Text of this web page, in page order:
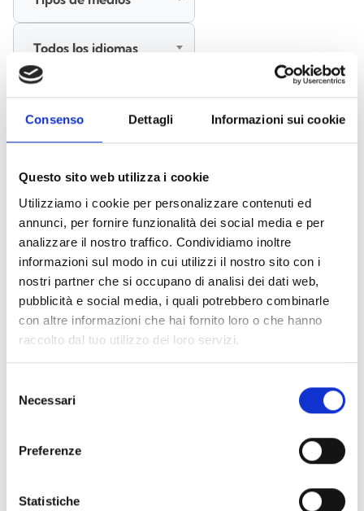
Consenso Dettagli Informazioni sui cookie
Questo sito web utilizza i cookie
Utilizziamo i cookie per personalizzare contenuti ed
annunci, per fornire funzionalità dei social media e per
analizzare il nostro traffico. Condividiamo inoltre
informazioni sul modo in cui utilizzi il nostro sito con i
nostri partner che si occupano di analisi dei dati web,
pubblicità e social media, i quali potrebbero combinarle
con altre informazioni che hai fornito loro o che hanno
raccolto dal tuo utilizzo dei loro servizi.
delNecessari
Preferenze
Statistiche
Accesorios bases EB00 - Materiales(47)
Accesorios para la prueba de detectores - Materiales
Accesorios para detectores Enea - Materiales (35)
Accesorios Senseware
Accesorios de la serie Industrial (17)
Seleccionar todo
Inicia sesión antes de descargar los contenidos con el
iconolock
Todos los idiomas
BUSCAR
BORRAR FILTROS